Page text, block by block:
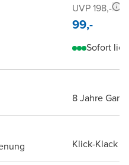
UVP 198,-
99,-
Sofort
8 Jahre
Klick-Klack